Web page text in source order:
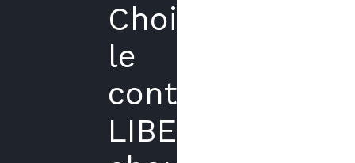
Choisir
le
contrat
LIBERTE